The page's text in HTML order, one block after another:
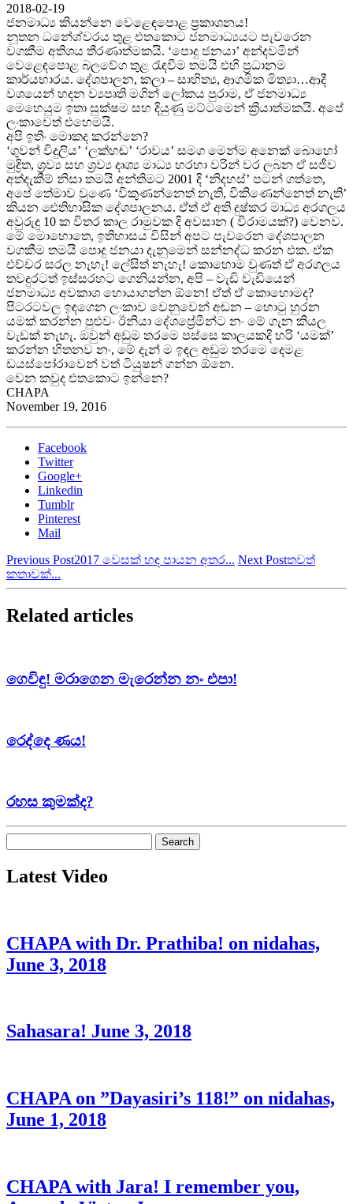
2018-02-19
ජනමාධ්‍ය කියන්නෙ වෙළෙඳපොළ ප්‍රකාශනය!
නූතන ධනේශ්වරය තුළ එතකොට ජනමාධ්‍යයට පැවරෙන
වගකීම අතිශය තීරණාත්මකයි. ‘පොදු ජනයා’ අන්දවමින්
වෙළෙඳපොළ බලවේග තුළ රැඳවීම තමයි එහි ප්‍රධානම
කාර්යභාරය. දේශපාලන, කලා – සාහිත්‍ය, ආගමික මිත්‍යා…ආදී
වශයෙන් හදන ව්‍යපෘති මගින් ලෝකය පුරාම, ඒ ජනමාධ්‍ය
මෙහෙයුම ඉතා සුක්ෂම සහ දියුණු මට්ටමෙන් ක්‍රියාත්මකයි. අපේ
ලංකාවෙත් එහෙමයි.
අපි ඉතිං මොකද කරන්නෙ?
‘ගුවන් විදුලිය’ ‘ලක්හඬ’ ‘රාවය’ සමග මෙන්ම අනෙක් බොහෝ
මුද්‍රිත, ශ්‍රව්‍ය සහ ශ්‍රව්‍ය දෘශ්‍ය මාධ්‍ය හරහා වරින් වර ලබන ඒ සජීව
අත්දැකීම් නිසා තමයි අන්තිමට 2001 දි ‘නිදහස්’ පටන් ගත්තෙ,
අපේ තේමාව වුණෙ ‘විකුණන්නෙත් නැති, විකිණෙන්නෙත් නැති’
කියන ඓතිහාසික දේශපාලනය. ඒත් ඒ අති දුෂ්කර මාධ්‍ය අරගලය
අවුරුදු 10 ක විතර කාල රාමුවක දි අවසාන ( විරාමයක්?) වෙනව.
මේ මොහොතෙ, ඉතිහාසය විසින් අපට පැවරෙන දේශපාලන
වගකීම තමයි පොදු ජනයා දැනුමෙන් සන්නද්ධ කරන එක. ඒක
එච්චර සරල නැහැ! ලේසිත් නැහැ! කොහොම වුණත් ඒ අරගලය
තවදුරටත් ඉස්සරහට ගෙනියන්න, අපි – වැඩි වැඩියෙන්
ජනමාධ්‍ය අවකාශ හොයාගන්න ඕනෙ! ඒත් ඒ කොහොමද?
පිටරටවල ඉඳගෙන ලංකාව වෙනුවෙන් අඬන – හොටු හුරන
යමක් කරන්න පුළුවං ඊනියා දේශප්‍රේමීන්ට නං මේ ගැන කියල
වැඩක් නැහැ. ඔවුන් අඩුම තරමෙ පස්සෙ කාලයකදි හරි ‘යමක්’
කරන්න හිතනව නං, මේ දැන් ම ඉඳල අඩුම තරමෙ දෙමළ
ඩයස්පෝරාවෙන් වත් ටියුෂන් ගන්න ඕනෙ.
වෙන කවුද එතකොට ඉන්නෙ?
CHAPA
November 19, 2016
Facebook
Twitter
Google+
Linkedin
Tumblr
Pinterest
Mail
Previous Post2017 වෙසක් හඳ පායන අතර... Next Postතවත්
කතාවක්...
Related articles
ගෙවිඳු! මරාගෙන මැරෙන්න නං එපා!
රෙද්දෙ ණය!
රහස කුමක්ද?
for:
Latest Video
CHAPA with Dr. Prathiba! on nidahas,
June 3, 2018
Sahasara! June 3, 2018
CHAPA on ”Dayasiri’s 118!” on nidahas,
June 1, 2018
CHAPA with Jara! I remember you,